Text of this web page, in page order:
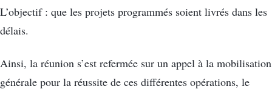
L’objectif : que les projets programmés soient livrés dans les
délais.
Ainsi, la réunion s’est refermée sur un appel à la mobilisation
générale pour la réussite de ces différentes opérations, le